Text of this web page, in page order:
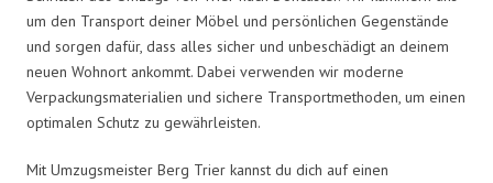
um den Transport deiner Möbel und persönlichen Gegenstände
und sorgen dafür, dass alles sicher und unbeschädigt an deinem
neuen Wohnort ankommt. Dabei verwenden wir moderne
Verpackungsmaterialien und sichere Transportmethoden, um einen
optimalen Schutz zu gewährleisten.
Mit Umzugsmeister Berg Trier kannst du dich auf einen